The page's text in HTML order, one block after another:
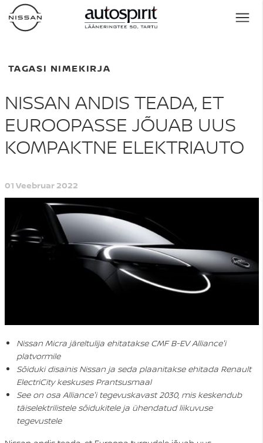
TAGASI NIMEKIRJA
NISSAN ANDIS TEADA, ET
EUROOPASSE JÕUAB UUS
KOMPAKTNE ELEKTRIAUTO
01 Veebruar 2022
Nissan Micra järeltulija ehitatakse CMF B-EV Alliance'i
platvormile
Sõiduki disainis Nissan ja seda plaanitakse ehitada Renault
ElectriCity keskuses Prantsusmaal
See on osa Alliance'i tegevuskavast 2030, mis keskendub
täiselektrilistele sõidukitele ja ühendatud liikuvuse
tegevustele